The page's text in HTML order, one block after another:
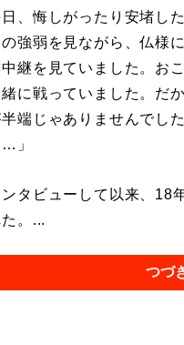
、悔しがったり安堵し
強弱を見ながら、仏様
継を見ていました。お
に戦っていました。だか
端じゃありませんでし
」
タビューして以来、18
。...
つづ